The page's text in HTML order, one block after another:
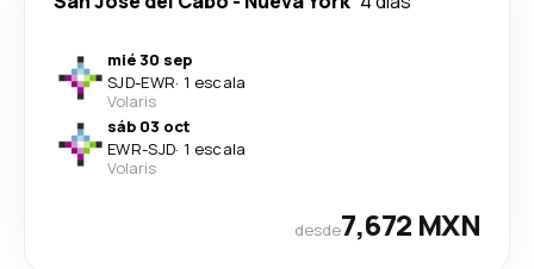
mié 30 sep
SJD-EWR· 1 escala
Volaris
sáb 03 oct
EWR-SJD· 1 escala
Volaris
desde7,672 MXN